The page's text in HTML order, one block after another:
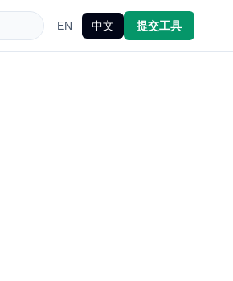
EN 中文 提交工具